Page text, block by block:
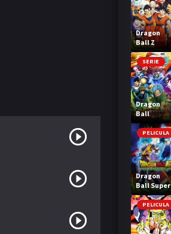
Dragon
Ball Z
SERIE
Dragon
Ball
Heroes
PELICULA
Dragon
Ball Super
Broly
PELICULA